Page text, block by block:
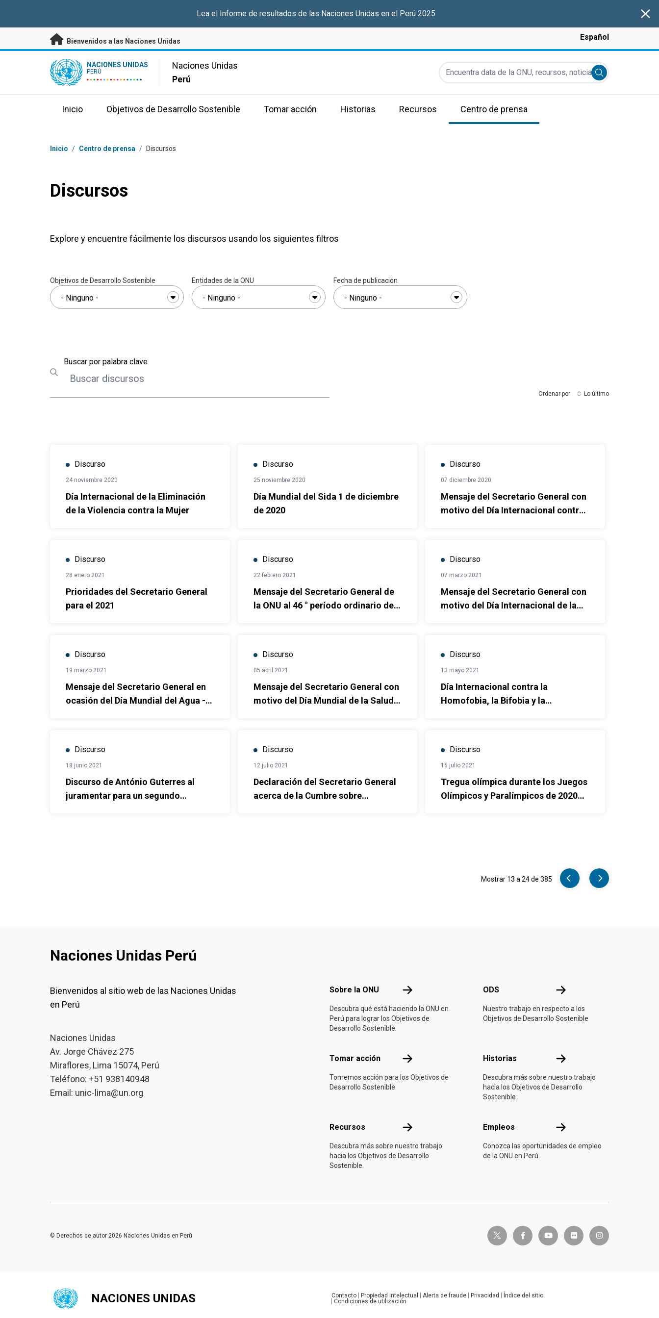
Lea el Informe de resultados de las Naciones Unidas en el Perú 2025
Bienvenidos a las Naciones Unidas Español
UN Logo NACIONES UNIDAS
PERÚ
Naciones Unidas
Perú
Encuentra data de la ONU, recursos, noticias y más...
Submit search
Inicio Objetivos de Desarrollo Sostenible Tomar acción Historias Recursos Centro de prensa
Coordenadas dentro de la ruta de navegación
Inicio / Centro de prensa / Discursos
Discursos
Explore y encuentre fácilmente los discursos usando los siguientes filtros
Objetivos de Desarrollo Sostenible Entidades de la ONU Fecha de publicación
Submit search
Buscar por palabra claveBuscar
Ordenar por Lo último
Discurso
24 noviembre 2020
Día Internacional de la Eliminación
de la Violencia contra la Mujer
Discurso
25 noviembre 2020
Día Mundial del Sida 1 de diciembre
de 2020
Discurso
07 diciembre 2020
Mensaje del Secretario General con
motivo del Día Internacional contra
Discurso
28 enero 2021
Prioridades del Secretario General
para el 2021
Discurso
22 febrero 2021
Mensaje del Secretario General de
la ONU al 46 ° período ordinario de
Discurso
07 marzo 2021
Mensaje del Secretario General con
motivo del Día Internacional de la
Discurso
19 marzo 2021
Mensaje del Secretario General en
ocasión del Día Mundial del Agua -
Discurso
05 abril 2021
Mensaje del Secretario General con
motivo del Día Mundial de la Salud
Discurso
13 mayo 2021
Día Internacional contra la
Homofobia, la Bifobia y la
Discurso
18 junio 2021
Discurso de António Guterres al
juramentar para un segundo
Discurso
12 julio 2021
Declaración del Secretario General
acerca de la Cumbre sobre
Discurso
16 julio 2021
Tregua olímpica durante los Juegos
Olímpicos y Paralímpicos de 2020
Pager
Mostrar 13 a 24 de 385
Naciones Unidas Perú
Bienvenidos al sitio web de las Naciones Unidas
en Perú
Naciones Unidas
Av. Jorge Chávez 275
Miraflores, Lima 15074, Perú
Teléfono: +51 938140948
Email: unic-lima@un.org
Sobre la ONU Sobre la ONU
Descubra qué está haciendo la ONU en
Perú para lograr los Objetivos de
Desarrollo Sostenible.
ODS ODS
Nuestro trabajo en respecto a los
Objetivos de Desarrollo Sostenible
Tomar acción Tomar acción
Tomemos acción para los Objetivos de
Desarrollo Sostenible
Historias Historias
Descubra más sobre nuestro trabajo
hacia los Objetivos de Desarrollo
Sostenible.
Recursos Recursos
Descubra más sobre nuestro trabajo
hacia los Objetivos de Desarrollo
Sostenible.
Empleos Empleos
Conozca las oportunidades de empleo
de la ONU en Perú.
twitter-x facebook-fyoutube flickr instagram
© Derechos de autor 2026 Naciones Unidas en Perú
NACIONES UNIDAS Global U.N. menu
Contacto Propiedad intelectual Alerta de fraude Privacidad
Índice del sitio
Condiciones de utilización